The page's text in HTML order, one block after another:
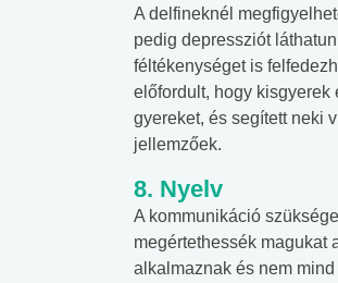
A delfineknél
pedig depressziót
féltékenységet is
előfordult, hogy kisgyerek
gyereket, és segített neki
jellemzőek.
8. Nyelv
A kommunikáció
megértethessék magukat
alkalmaznak és nem